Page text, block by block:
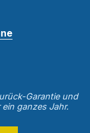
Garantie und
ganzes Jahr.